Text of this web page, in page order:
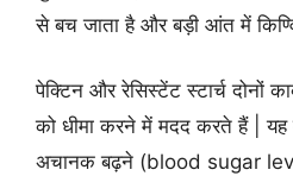
से बच जाता है और बड़ी आंत में
पेक्टिन और रेसिस्टेंट स्टार्च दोनों
को धीमा करने में मदद करते हैं |
अचानक बढ़ने (blood sugar